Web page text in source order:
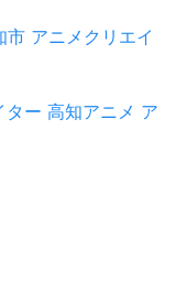
市 アニメクリエイ
ター 高知アニメ ア